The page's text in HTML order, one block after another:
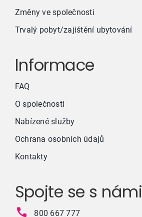
Změny ve společnosti
Trvalý pobyt/zajištění ubytování
Informace
FAQ
O společnosti
Nabízené služby
Ochrana osobních údajů
Kontakty
Spojte se s námi
800 667 777